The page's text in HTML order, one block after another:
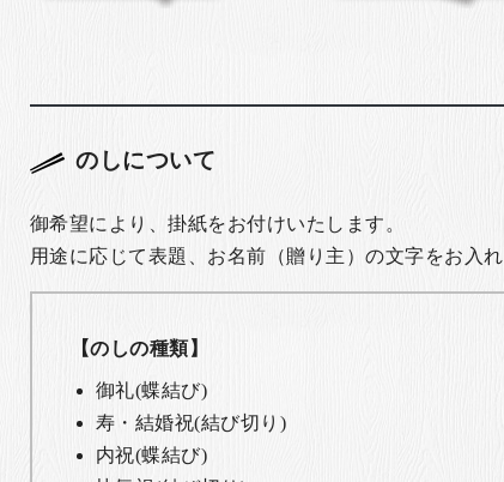
のしについて
御希望により、掛紙をお付けいたします。
用途に応じて表題、お名前（贈り主）の文字をお入れ
【のしの種類】
御礼(蝶結び)
寿・結婚祝(結び切り)
内祝(蝶結び)